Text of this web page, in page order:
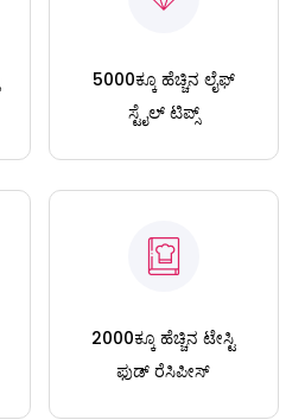
5000ಕ್ಕೂ ಹೆಚ್ಚಿನ ಲೈಫ್
ಸ್ಟೈಲ್ ಟಿಪ್ಸ್
2000ಕ್ಕೂ ಹೆಚ್ಚಿನ ಟೇಸ್ಟಿ
ಫುಡ್ ರೆಸಿಪೀಸ್